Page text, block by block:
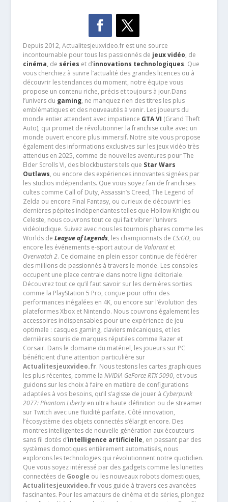
Depuis 2012, Actualitesjeuxvideo.fr est une source
incontournable pour tous les passionnés de jeux vidéo, de
cinéma,de séries et d’innovations technologiques. Que
vous cherchiez à suivre l’actualité des grandes licences ou à
découvrir les tendances du moment, notre équipe vous
propose un contenu riche, précis et toujours à jour.Dans
l’univers du gaming, ne manquez rien des titres les plus
emblématiques et des nouveautés à venir. Les joueurs du
monde entier attendent avec impatience GTA VI (Grand Theft
Auto), qui promet de révolutionner la franchise culte avec un
monde ouvert encore plus immersif. Notre site vous propose
également des informations exclusives sur les jeux vidéo très
attendus en 2025, comme de nouvelles aventures pour The
Elder Scrolls VI, des blockbusters tels que Star Wars
Outlaws, ou encore des expériences innovantes signées par
les studios indépendants. Que vous soyez fan de franchises
cultes comme Call of Duty, Assassin’s Creed, The Legend of
Zelda ou encore Final Fantasy, ou curieux de découvrir les
dernières pépites indépendantes telles que Hollow Knight ou
Celeste, nous couvrons tout ce qui fait vibrer l’univers
vidéoludique. Suivez avec nous les tournois phares comme les
Worlds de League of Legends, les championnats de CS:GO, ou
encore les événements e-sport autour de Valorantet
Overwatch 2. Ce domaine en plein essor continue de fédérer
des millions de passionnés à travers le monde. Les consoles
occupent une place centrale dans notre ligne éditoriale.
Découvrez tout ce qu’il faut savoir sur les dernières sorties
comme la PlayStation 5 Pro, conçue pour offrir des
performances inégalées en 4K, ou encore sur l’évolution des
plateformes Xbox et Nintendo. Nous couvrons également les
accessoires indispensables pour une expérience de jeu
optimale : casques gaming, claviers mécaniques, et les
dernières souris de marques réputées comme Razer et
Corsair. Dans le domaine du matériel, les joueurs sur PC
bénéficient d’une attention particulière sur
Actualitesjeuxvideo.fr. Nous testons les cartes graphiques
les plus récentes, comme la NVIDIA GeForce RTX 5090, et vous
guidons sur les choix à faire en matière de configurations
adaptées à vos besoins, qu’il s’agisse de jouer à Cyberpunk
2077: Phantom Libertyen ultra haute définition ou de streamer
sur Twitch avec une fluidité parfaite. Côté innovation,
l’écosystème des objets connectés s’élargit encore. Des
montres intelligentes de nouvelle génération aux écouteurs
sans fil dotés d’intelligence artificielle, en passant par des
systèmes domotiques entièrement automatisés, nous
explorons les technologies qui révolutionnent notre quotidien.
Que vous soyez intéressé par des gadgets comme les lunettes
connectées de Google ou les nouveaux robots domestiques,
Actualitesjeuxvideo.frvous guide à travers ces avancées
fascinantes. Pour les amateurs de cinéma et de séries, plongez